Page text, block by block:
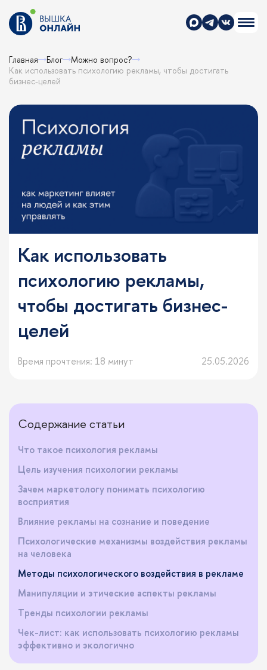
Главная Блог
Можно вопрос?
Как использовать психологию рекламы, чтобы достигать
бизнес-целей
Как использовать
психологию рекламы,
чтобы достигать бизнес-
целей
Время прочтения: 18 минут 25.05.2026
Содержание статьи
Что такое психология рекламы
Цель изучения психологии рекламы
Зачем маркетологу понимать психологию
восприятия
Влияние рекламы на сознание и поведение
Психологические механизмы воздействия рекламы
на человека
Методы психологического воздействия в рекламе
Манипуляции и этические аспекты рекламы
Тренды психологии рекламы
Чек-лист: как использовать психологию рекламы
эффективно и экологично